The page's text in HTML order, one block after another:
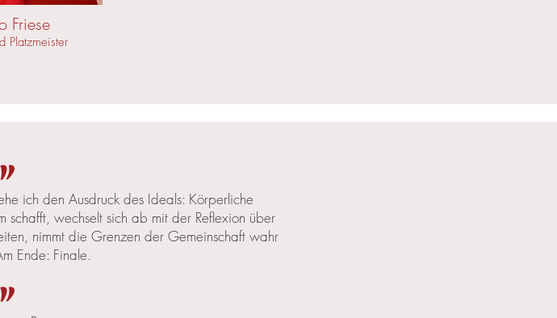
Friese
Platzmeister
ich den Ausdruck des Ideals: Körperliche
schafft, wechselt sich ab mit der Reflexion über
nimmt die Grenzen der Gemeinschaft wahr
Ende: Finale.
"